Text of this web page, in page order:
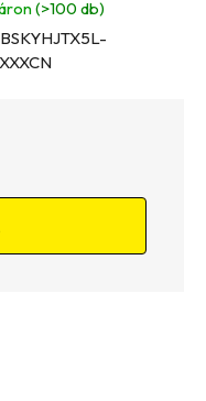
(>100 db)